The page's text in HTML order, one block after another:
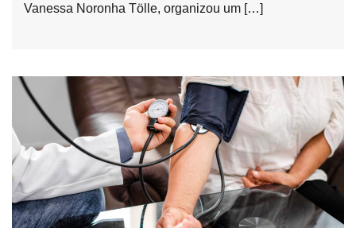
Vanessa Noronha Tölle, organizou um […]